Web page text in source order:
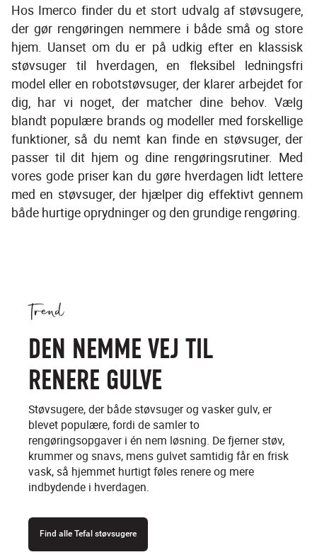
Hos Imerco finder du et stort udvalg af støvsugere,
der gør rengøringen nemmere i både små og store
hjem. Uanset om du er på udkig efter en klassisk
støvsuger til hverdagen, en fleksibel ledningsfri
model eller en robotstøvsuger, der klarer arbejdet for
dig, har vi noget, der matcher dine behov. Vælg
blandt populære brands og modeller med forskellige
funktioner, så du nemt kan finde en støvsuger, der
passer til dit hjem og dine rengøringsrutiner. Med
vores gode priser kan du gøre hverdagen lidt lettere
med en støvsuger, der hjælper dig effektivt gennem
både hurtige oprydninger og den grundige rengøring.
Trend
DEN NEMME VEJ TIL
RENERE GULVE
Støvsugere, der både støvsuger og vasker gulv, er
blevet populære, fordi de samler to
rengøringsopgaver i én nem løsning. De fjerner støv,
krummer og snavs, mens gulvet samtidig får en frisk
vask, så hjemmet hurtigt føles renere og mere
indbydende i hverdagen.
Find alle Tefal støvsugere